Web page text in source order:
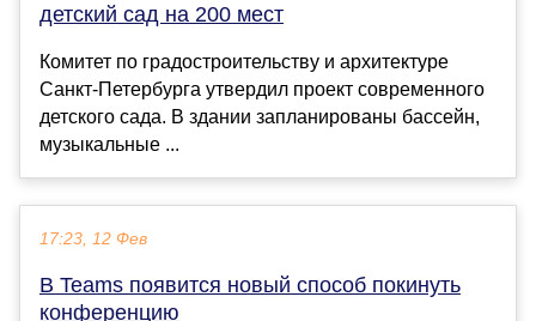
детский сад на 200 мест
Комитет по градостроительству и архитектуре
Санкт-Петербурга утвердил проект современного
детского сада. В здании запланированы бассейн,
музыкальные ...
17:23, 12 Фев
В Teams появится новый способ покинуть
конференцию